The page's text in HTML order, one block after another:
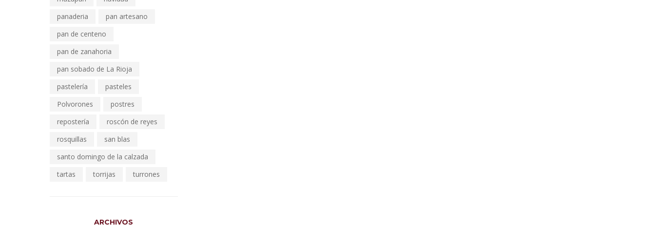
panaderia
pan artesano
pan de centeno
pan de zanahoria
pan sobado de La Rioja
pastelería
pasteles
Polvorones
postres
repostería
roscón de reyes
rosquillas
san blas
santo domingo de la calzada
tartas
torrijas turrones
ARCHIVOS